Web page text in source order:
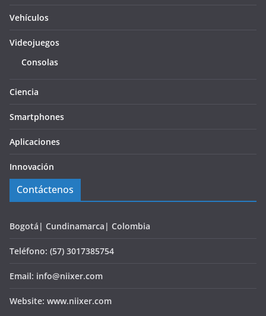
Vehículos
Videojuegos
Consolas
Ciencia
Smartphones
Aplicaciones
Innovación
Contáctenos
Bogotá| Cundinamarca| Colombia
Teléfono: (57) 3017385754
Email: info@niixer.com
Website: www.niixer.com